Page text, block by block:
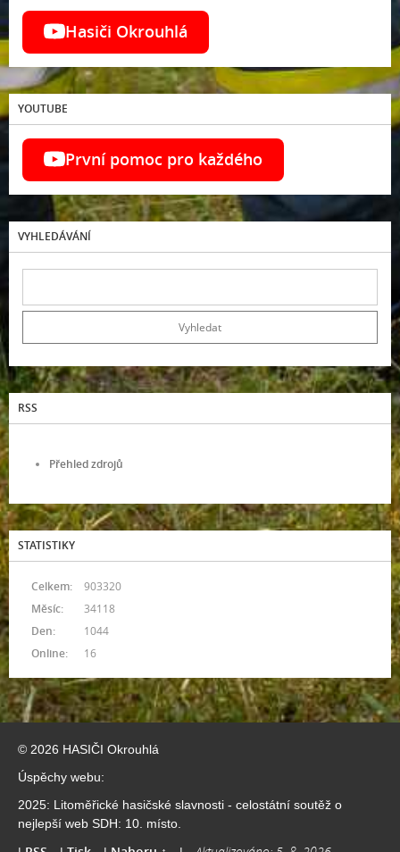
Hasiči Okrouhlá
YOUTUBE
První pomoc pro každého
VYHLEDÁVÁNÍ
RSS
Přehled zdrojů
STATISTIKY
Online: 16
Celkem:
903320
Měsíc:
34118
Den:
1044
© 2026 HASIČI Okrouhlá
Úspěchy webu:
2025: Litoměřické hasičské slavnosti - celostátní soutěž o
nejlepší web SDH: 10. místo.